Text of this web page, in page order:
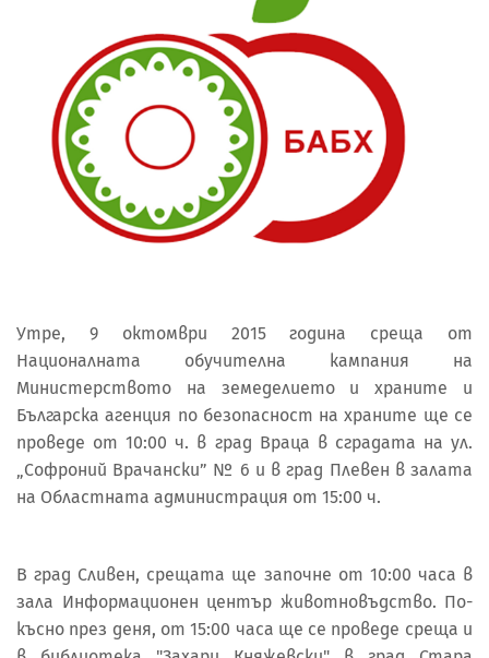
Утре, 9 октомври 2015 година среща от
Националната обучителна кампания на
Министерството на земеделието и храните и
Българска агенция по безопасност на храните ще се
проведе от 10:00 ч. в град Враца в сградата на ул.
„Софроний Врачански” № 6 и в град Плевен в залата
на Областната администрация от 15:00 ч.
В град Сливен, срещата ще започне от 10:00 часа в
зала Информационен център животновъдство. По-
късно през деня, от 15:00 часа ще се проведе среща и